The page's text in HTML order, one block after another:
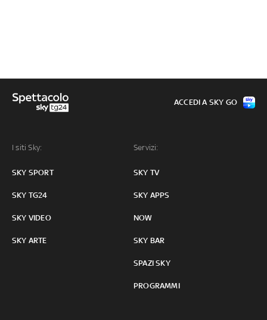
I siti Sky:
SKY SPORT
SKY TG24
SKY VIDEO
SKY ARTE
Servizi:
SKY TV
SKY APPS
NOW
SKY BAR
SPAZI SKY
PROGRAMMI
ACCEDI A SKY GO